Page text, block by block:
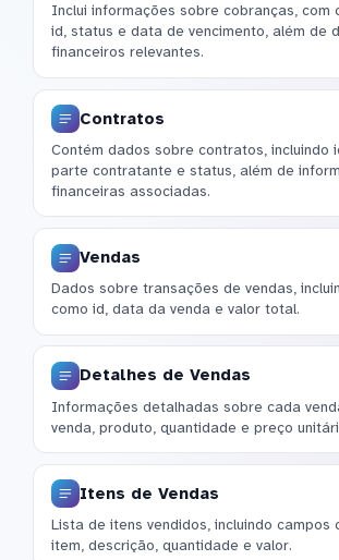
Inclui informações sobre cobranças, com
id, status e data de vencimento, além de
financeiros relevantes.
Contratos
Contém dados sobre contratos, incluindo
parte contratante e status, além de
financeiras associadas.
Vendas
Dados sobre transações de vendas,
como id, data da venda e valor total.
Detalhes de Vendas
Informações detalhadas sobre cada
venda, produto, quantidade e preço
Itens de Vendas
Lista de itens vendidos, incluindo campos
item, descrição, quantidade e valor.